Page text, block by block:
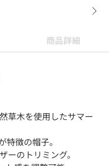
商品詳細
草木を使用したサマー
徴の帽子。
のトリミング。